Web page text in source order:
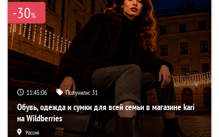
-30%
11:45:05 Получили: 31
Обувь, одежда и сумки для всей семьи в магазине kari
на Wildberries
Россия